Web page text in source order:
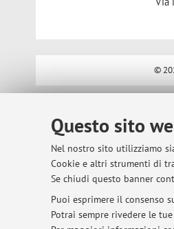
Questo sito
Nel nostro sito utilizziamo
Cookie e altri strumenti di
Se chiudi questo banner
Puoi esprimere il consenso
Potrai sempre rivedere le
©